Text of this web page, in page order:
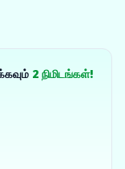
2 நிமிடங்கள்!